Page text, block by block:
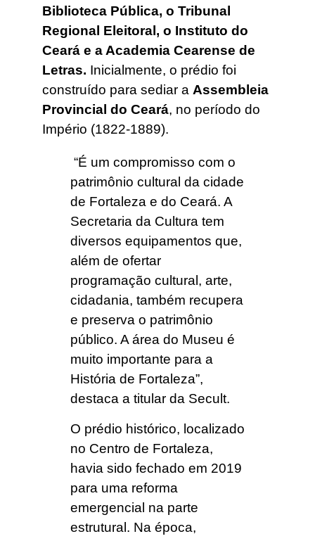
Biblioteca Pública, o Tribunal
Regional Eleitoral, o Instituto do
Ceará e a Academia Cearense de
Letras. Inicialmente, o prédio foi
construído para sediar a Assembleia
Provincial do Ceará, no período do
Império (1822-1889).
“É um compromisso com o
patrimônio cultural da cidade
de Fortaleza e do Ceará. A
Secretaria da Cultura tem
diversos equipamentos que,
além de ofertar
programação cultural, arte,
cidadania, também recupera
e preserva o patrimônio
público. A área do Museu é
muito importante para a
História de Fortaleza”,
destaca a titular da Secult.
O prédio histórico, localizado
no Centro de Fortaleza,
havia sido fechado em 2019
para uma reforma
emergencial na parte
estrutural. Na época,